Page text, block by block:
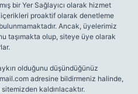
bir Yer Sağlayıcı olarak hizmet
proaktif olarak denetleme
Ancak, üyelerimiz
taşımakta olup, siteye üye olarak
olduğunu düşündüğünüz
adresine bildirmeniz halinde,
kaldırılacaktır.